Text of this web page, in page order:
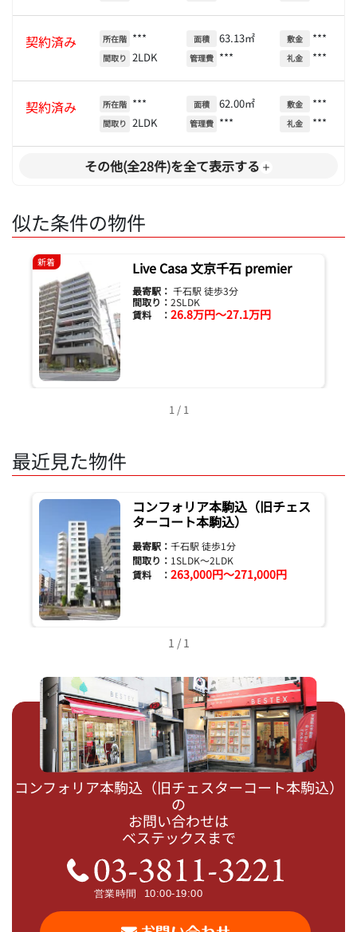
契約済み 所在階 ***
間取り 2LDK
面積 63.13㎡
管理費 ***
敷金 ***
礼金 ***
契約済み 所在階 ***
間取り 2LDK
面積 62.00㎡
管理費 ***
敷金 ***
礼金 ***
その他(全28件)を全て表示する
似た条件の物件
Live Casa 文京千石 premier
最寄駅： 千石駅 徒歩3分
間取り： 2SLDK
賃料 ： 26.8万円～27.1万円
新着
1 / 1
最近見た物件
コンフォリア本駒込（旧チェス
ターコート本駒込）
最寄駅： 千石駅 徒歩1分
間取り： 1SLDK～2LDK
賃料 ： 263,000円～271,000円
1 / 1
コンフォリア本駒込（旧チェスターコート本駒込）
の
お問い合わせは
ベステックスまで